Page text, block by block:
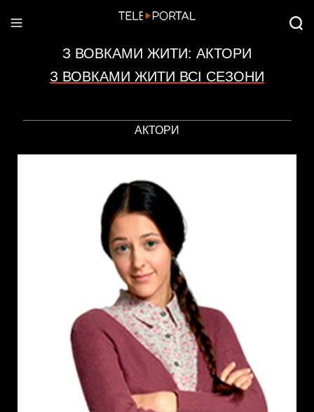
З ВОВКАМИ ЖИТИ: АКТОРИ
З ВОВКАМИ ЖИТИ ВСІ СЕЗОНИ
АКТОРИ